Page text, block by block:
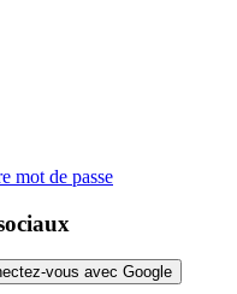
mot de passe
vous avec Google